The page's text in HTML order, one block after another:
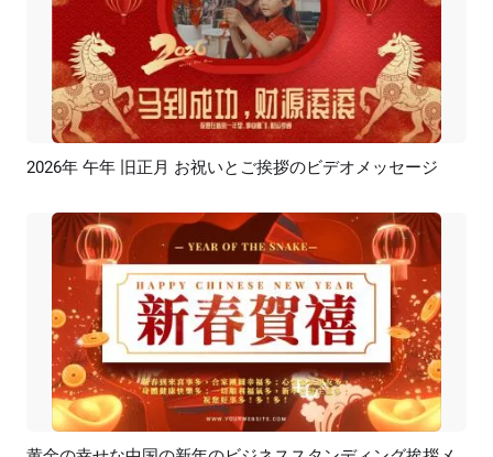
プレビュー AI再生成
2026年 午年 旧正月 お祝いとご挨拶のビデオメッセージ